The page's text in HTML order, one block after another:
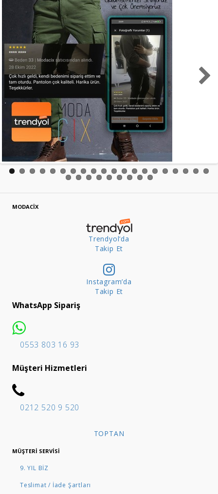
MODACİX
Trendyol’da
Takip Et
Instagram’da
Takip Et
WhatsApp Sipariş
0553 803 16 93
Müşteri Hizmetleri
0212 520 9 520
TOPTAN
MÜŞTERI SERVISI
9. YIL BİZ
Teslimat / İade Şartları